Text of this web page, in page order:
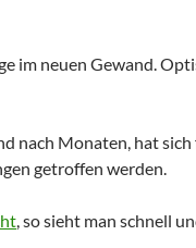
im neuen Gewand.
nach Monaten, hat
getroffen werden.
, so sieht man schnell